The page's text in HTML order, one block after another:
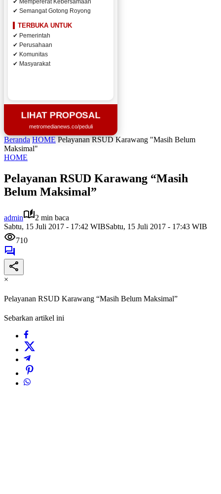
✔ Mempererat Kebersamaan
✔ Semangat Gotong Royong
TERBUKA UNTUK
✔ Pemerintah
✔ Perusahaan
✔ Komunitas
✔ Masyarakat
LIHAT PROPOSAL
metromedianews.co/peduli
Beranda HOME Pelayanan RSUD Karawang "Masih Belum
Maksimal"
HOME
Pelayanan RSUD Karawang “Masih
Belum Maksimal”
admin
2 min baca
Sabtu, 15 Juli 2017 - 17:42 WIBSabtu, 15 Juli 2017 - 17:43 WIB
710
×
Pelayanan RSUD Karawang “Masih Belum Maksimal”
Sebarkan artikel ini